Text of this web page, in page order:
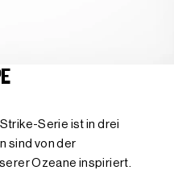
Serie ist in drei
sind von der
Ozeane inspiriert.